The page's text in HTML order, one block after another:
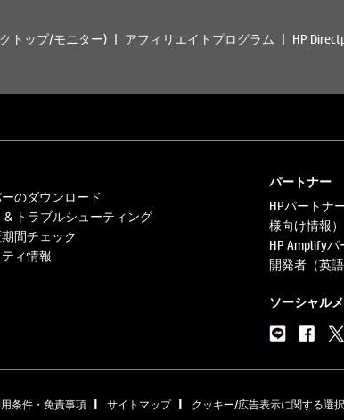
トップ/モニター) アフィリエイトプログラム
HP
ーのダウンロード
& トラブルシューティング
間チェック
ィ情報
パートナー
HPパートナ
様向け情報）
HP Amplify
開発者（英語
ソーシャル
用条件・免責事項 | サイトマップ |
クッキー/広告表示に関する選択